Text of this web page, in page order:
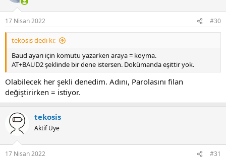
17 Nisan 2022 #30
tekosis dedi ki:
Baud ayarı için komutu yazarken araya = koyma.
AT+BAUD2 şeklinde bir dene istersen. Dokümanda eşittir yok.
Olabilecek her şekli denedim. Adını, Parolasını filan
değiştirirken = istiyor.
tekosis
Aktif Üye
17 Nisan 2022 #31